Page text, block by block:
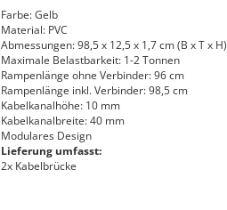
Farbe: Gelb
Material: PVC
Abmessungen: 98,5 x 12,5 x 1,7 cm (B x T x H)
Maximale Belastbarkeit: 1-2 Tonnen
Rampenlänge ohne Verbinder: 96 cm
Rampenlänge inkl. Verbinder: 98,5 cm
Kabelkanalhöhe: 10 mm
Kabelkanalbreite: 40 mm
Modulares Design
Lieferung umfasst:
2x Kabelbrücke